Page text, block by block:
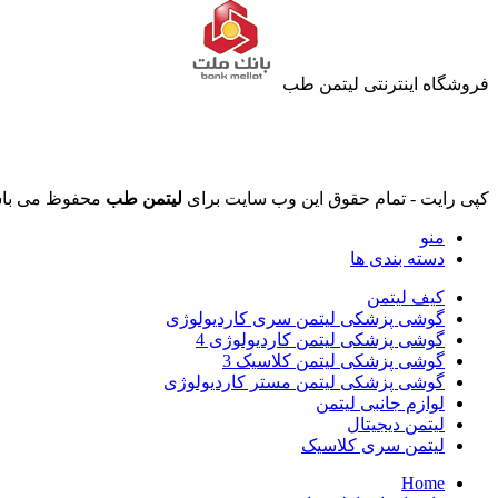
فروشگاه اینترنتی لیتمن طب
کپی رایت - تمام حقوق این وب سایت برای لیتمن طب محفوظ می
منو
دسته بندی ها
کیف لیتمن
گوشی پزشکی لیتمن سری کاردیولوژی
گوشی پزشکی لیتمن کاردیولوژی 4
گوشی پزشکی لیتمن کلاسیک 3
گوشی پزشکی لیتمن مستر کاردیولوژی
لوازم جانبی لیتمن
لیتمن دیجیتال
لیتمن سری کلاسیک
Home